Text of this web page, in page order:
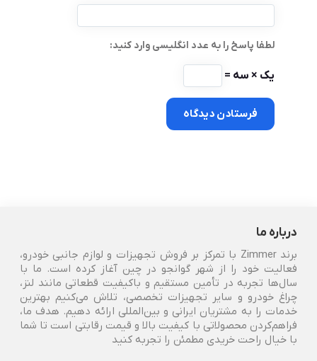
لطفا پاسخ را به عدد انگلیسی وارد کنید:
یک × سه =
درباره ما
برند Zimmer با تمرکز بر فروش تجهیزات و لوازم جانبی خودرو،
فعالیت خود را از شهر گوانجو در چین آغاز کرده است. ما با
سال‌ها تجربه در تأمین مستقیم و باکیفیت قطعاتی مانند لنز،
چراغ خودرو و سایر تجهیزات تخصصی، تلاش می‌کنیم بهترین
خدمات را به مشتریان ایرانی و بین‌المللی ارائه دهیم. هدف ما،
فراهم‌کردن محصولاتی با کیفیت بالا و قیمت رقابتی است تا شما
با خیال راحت خریدی مطمئن را تجربه کنید